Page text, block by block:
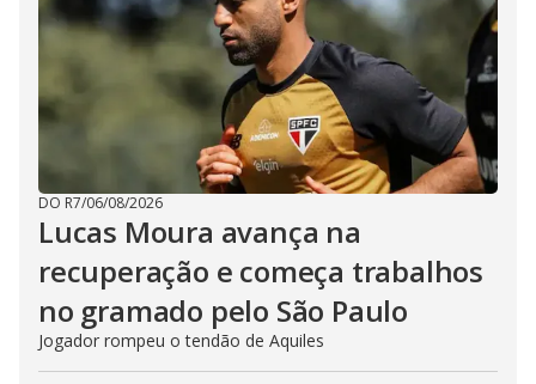
DO R7/06/08/2026
Lucas Moura avança na
recuperação e começa trabalhos
no gramado pelo São Paulo
Jogador rompeu o tendão de Aquiles